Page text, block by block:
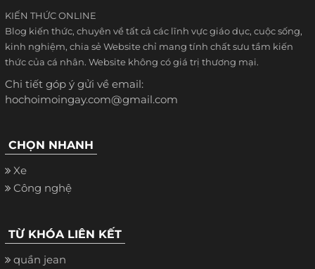
KIẾN THỨC ONLINE
Blog kiến thức, chuyên về tất cả các lĩnh vực giáo dục, cuộc sống,
kinh nghiệm, chia sẻ Website chỉ mang tính chất sưu tầm kiến
thức của cá nhân. Website không có giá trị thương mại.
Chi tiết góp ý gửi về email:
hochoimoingay.com@gmail.com
CHỌN NHANH
Xe
Công nghệ
TỪ KHÓA LIÊN KẾT
quần jean